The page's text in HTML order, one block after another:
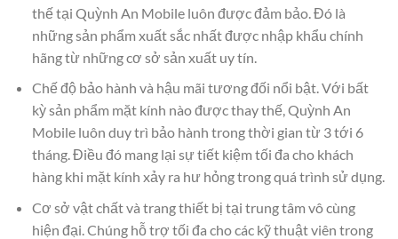
thế tại Quỳnh An Mobile luôn được đảm bảo. Đó là
những sản phẩm xuất sắc nhất được nhập khẩu chính
hãng từ những cơ sở sản xuất uy tín.
Chế độ bảo hành và hậu mãi tương đối nổi bật. Với bất
kỳ sản phẩm mặt kính nào được thay thế, Quỳnh An
Mobile luôn duy trì bảo hành trong thời gian từ 3 tới 6
tháng. Điều đó mang lại sự tiết kiệm tối đa cho khách
hàng khi mặt kính xảy ra hư hỏng trong quá trình sử dụng.
Cơ sở vật chất và trang thiết bị tại trung tâm vô cùng
hiện đại. Chúng hỗ trợ tối đa cho các kỹ thuật viên trong